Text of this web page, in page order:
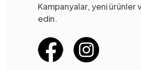
Kampanyalar, yeni
edin.